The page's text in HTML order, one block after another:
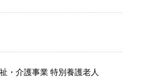
・介護事業 特別養護老人